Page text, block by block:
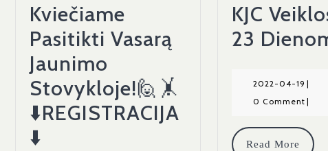
Kviečiame
Pasitikti Vasarą
Jaunimo
Stovykloje!🙋🤸
⬇️REGISTRACIJA
⬇️
KJC
23
2022-04-19
04-
|
0 Comment |
Read More